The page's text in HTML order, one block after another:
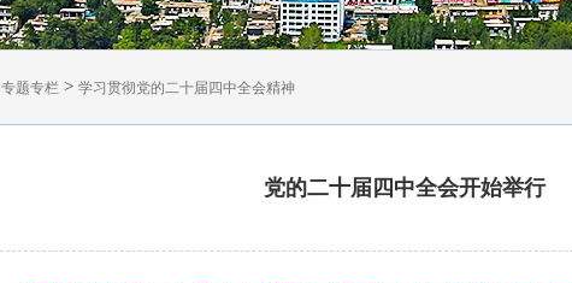
专题专栏 > 学习贯彻党的二十届四中全会精神
党的二十届四中全会开始举行